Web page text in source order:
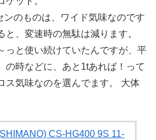
ンのものは、ワイド気味なのです
と、変速時の無駄は減ります。
っと使い続けていたんですが、平
の時などに、あと1tあれば！って
ス気味なのを選んでます。 大体
CS-HG400 9S 11-